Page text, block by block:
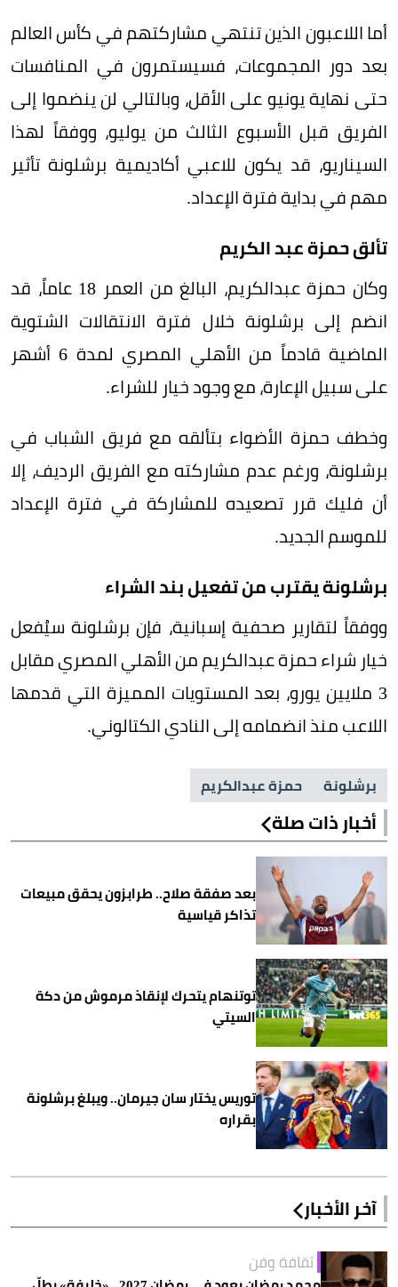
أما اللاعبون الذين تنتهي مشاركتهم في كأس العالم
بعد دور المجموعات، فسيستمرون في المنافسات
حتى نهاية يونيو على الأقل، وبالتالي لن ينضموا إلى
الفريق قبل الأسبوع الثالث من يوليو، ووفقاً لهذا
السيناريو، قد يكون للاعبي أكاديمية برشلونة تأثير
مهم في بداية فترة الإعداد.
تألق حمزة عبد الكريم
وكان حمزة عبدالكريم، البالغ من العمر 18 عاماً، قد
انضم إلى برشلونة خلال فترة الانتقالات الشتوية
الماضية قادماً من الأهلي المصري لمدة 6 أشهر
على سبيل الإعارة، مع وجود خيار للشراء.
وخطف حمزة الأضواء بتألقه مع فريق الشباب في
برشلونة، ورغم عدم مشاركته مع الفريق الرديف، إلا
أن فليك قرر تصعيده للمشاركة في فترة الإعداد
للموسم الجديد.
برشلونة يقترب من تفعيل بند الشراء
ووفقاً لتقارير صحفية إسبانية، فإن برشلونة سيُفعل
خيار شراء حمزة عبدالكريم من الأهلي المصري مقابل
3 ملايين يورو، بعد المستويات المميزة التي قدمها
اللاعب منذ انضمامه إلى النادي الكتالوني.
برشلونة حمزة عبدالكريم
أخبار ذات صلة
بعد صفقة صلاح.. طرابزون يحقق مبيعات
تذاكر قياسية
توتنهام يتحرك لإنقاذ مرموش من دكة
السيتي
توريس يختار سان جيرمان.. ويبلغ برشلونة
بقراره
آخر الأخبار
ثقافة وفن